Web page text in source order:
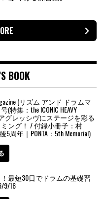
BOOK
(リズム アンド ドラムマ
(特集：the ICONIC HEAVY
アグレッシヴにステージを彩る
ング！ / 付録小冊子：村
周年｜PONTA：5th Memorial)
最短30日でドラムの基礎習
9/16